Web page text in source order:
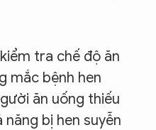
tra chế độ ăn
mắc bệnh hen
ăn uống thiếu
năng bị hen suyễn